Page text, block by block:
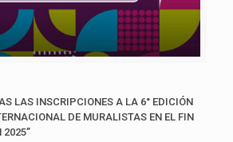
LAS INSCRIPCIONES A LA 6° EDICIÓN
DE MURALISTAS EN EL FIN
2025”